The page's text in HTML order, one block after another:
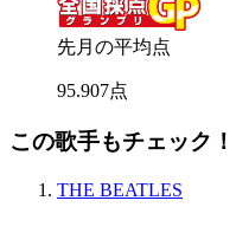
先月の平均点
95.907点
この歌手もチェック！
THE BEATLES